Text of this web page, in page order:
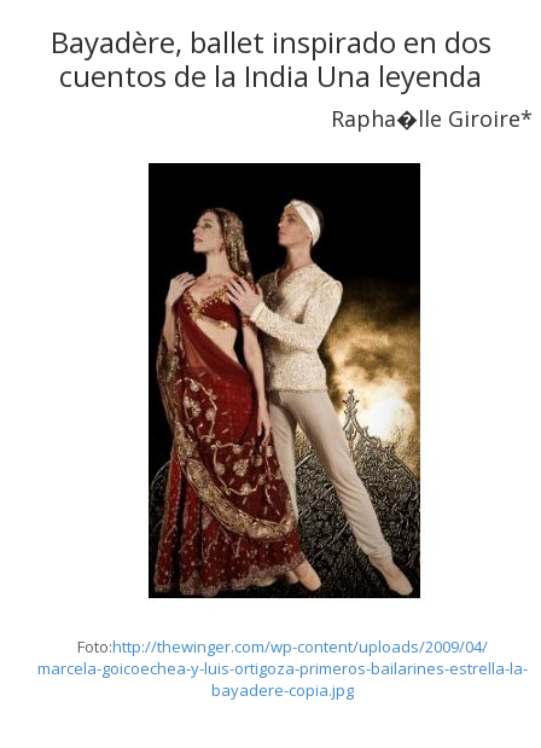
Bayadère, ballet inspirado en dos
cuentos de la India Una leyenda
Rapha�lle Giroire*
Foto:http://thewinger.com/wp-content/uploads/2009/04/
marcela-goicoechea-y-luis-ortigoza-primeros-bailarines-estrella-la-
bayadere-copia.jpg